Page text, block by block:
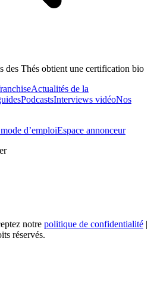
des Thés obtient une certification bio
Actualités de la
PodcastsInterviews vidéoNos
d’emploiEspace annonceur
notre politique de confidentialité |
réservés.